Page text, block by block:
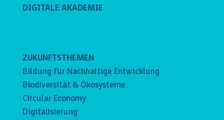
DIGITALE AKADEMIE
ZUKUNFTSTHEMEN
Bildung für Nachhaltige Entwicklung
Biodiversität & Ökosysteme
Circular Economy
Digitalisierung